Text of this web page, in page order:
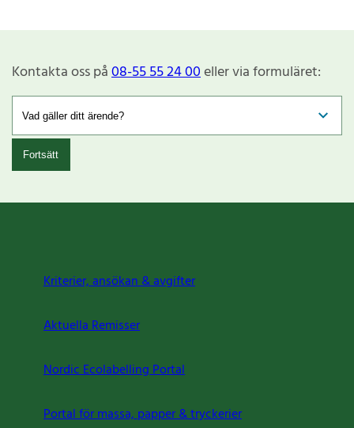
Kontakta oss på08-55 55 24 00eller via formuläret:
Fortsätt
Kriterier, ansökan & avgifter
Aktuella Remisser
Nordic Ecolabelling Portal
Portal för massa, papper & tryckerier